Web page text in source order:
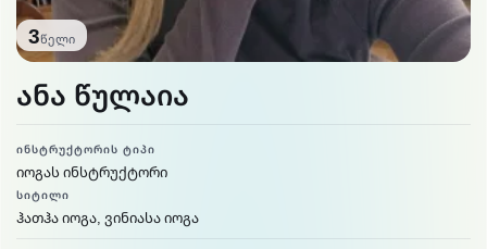
3წელი
ანა წულაია
ᲘᲜᲡᲢᲠᲣᲥᲢᲝᲠᲘᲡ ᲢᲘᲞᲘ
იოგას ინსტრუქტორი
ᲡᲘᲢᲘᲚᲘ
ჰათჰა იოგა, ვინიასა იოგა